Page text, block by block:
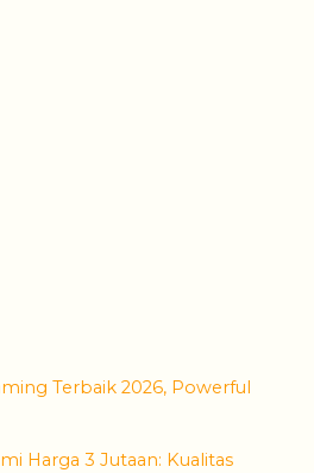
Terbaik 2026, Powerful
Harga 3 Jutaan: Kualitas